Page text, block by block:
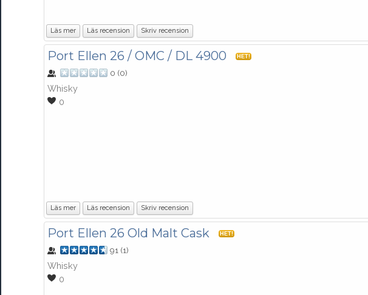
Läs mer Läs recension Skriv recension
Port Ellen 26 / OMC / DL 4900 HET!
0 (0)
Whisky
0
Läs mer Läs recension Skriv recension
Port Ellen 26 Old Malt Cask HET!
91 (1)
Whisky
0